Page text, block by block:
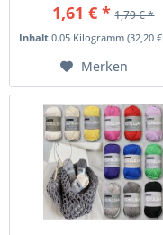
1,61 € * 1,79 € *
Inhalt0.05 Kilogramm(32,20 € * / 1
Merken